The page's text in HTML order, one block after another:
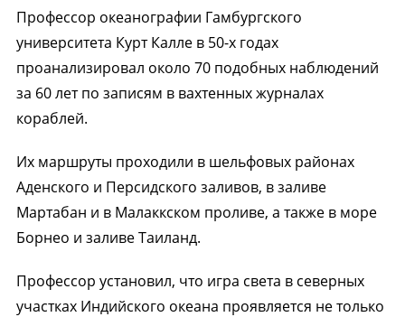
Профессор океанографии Гамбургского
университета Курт Калле в 50-х годах
проанализировал около 70 подобных наблюдений
за 60 лет по записям в вахтенных журналах
кораблей.
Их маршруты проходили в шельфовых районах
Аденского и Персидского заливов, в заливе
Мартабан и в Малаккском проливе, а также в море
Борнео и заливе Таиланд.
Профессор установил, что игра света в северных
участках Индийского океана проявляется не только